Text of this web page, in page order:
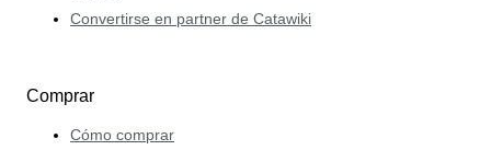
Convertirse en partner de Catawiki
Comprar
Cómo comprar